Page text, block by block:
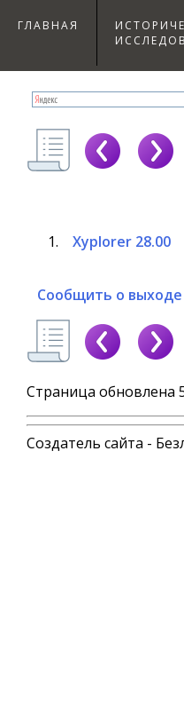
ГЛАВНАЯ
Xyplorer 28.00
Сообщить о выходе
Страница обновлена
Создатель сайта -